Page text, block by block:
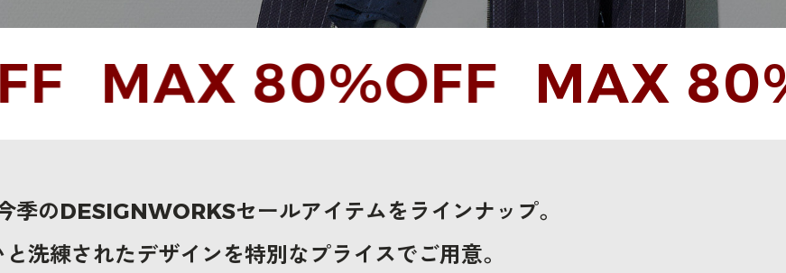
80%OFF MAX
季のDESIGNWORKSセールアイテムをラインナップ。
洗練されたデザインを特別なプライスでご用意。